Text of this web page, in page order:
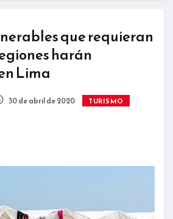
que requieran
harán
Lima
30 de abril de 2020 TURISMO